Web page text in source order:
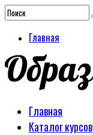
Главная
Главная
Каталог курсов